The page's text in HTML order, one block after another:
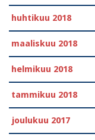
huhtikuu 2018
maaliskuu 2018
helmikuu 2018
tammikuu 2018
joulukuu 2017